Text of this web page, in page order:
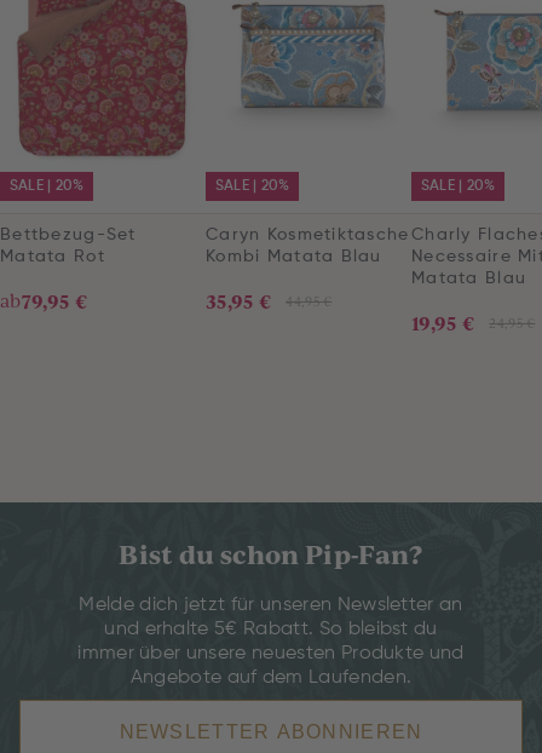
SALE | 20%
Bettbezug-Set
Matata Rot
ab79,95 €
SALE | 20%
Caryn Kosmetiktasche
Kombi Matata Blau
44,95 €
35,95 €
SALE | 20%
Charly
Necessaire
Matata Blau
24,95 €
19,95 €
Bist du schon Pip-Fan?
Melde dich jetzt für unseren Newsletter an
und erhalte 5€ Rabatt. So bleibst du
immer über unsere neuesten Produkte und
Angebote auf dem Laufenden.
NEWSLETTER ABONNIEREN